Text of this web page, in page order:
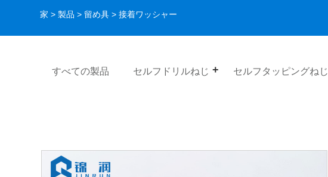
家 > 製品 > 留め具 > 接着ワッシャー
すべての製品 セルフドリルねじ セルフタッピングねじ